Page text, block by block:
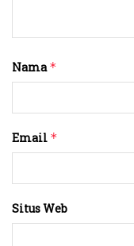
Nama*
Email *
Situs Web